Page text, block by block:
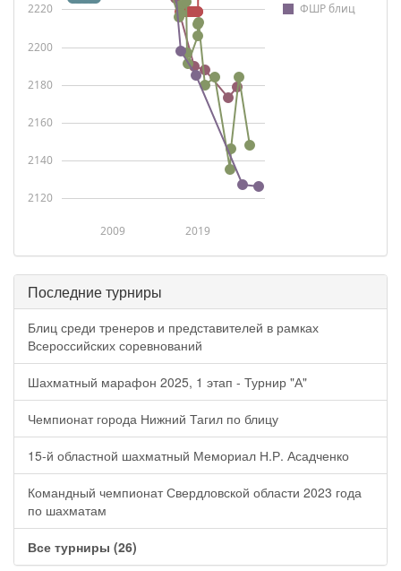
ФШР блиц
2009 2019
2120
2140
2160
2180
2200
2220
Последние турниры
Блиц среди тренеров и представителей в рамках
Всероссийских соревнований
Шахматный марафон 2025, 1 этап - Турнир "А"
Чемпионат города Нижний Тагил по блицу
15-й областной шахматный Мемориал Н.Р. Асадченко
Командный чемпионат Свердловской области 2023 года
по шахматам
Все турниры (26)